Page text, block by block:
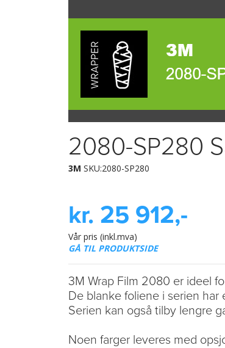
2080-SP280
3M SKU:2080-SP280
kr. 25 912,-
Vår pris (inkl.mva)
GÅ TIL PRODUKTSIDE
3M Wrap Film 2080 er ideel
De blanke foliene i serien
Serien kan også tilby lengre
Noen farger leveres med